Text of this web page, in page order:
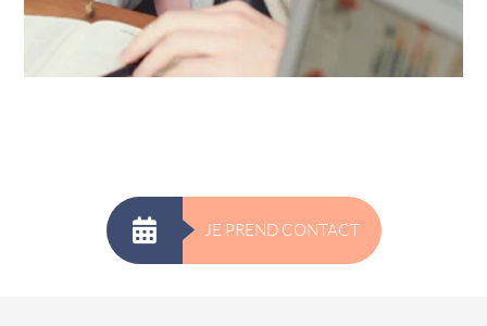
JE PREND CONTACT